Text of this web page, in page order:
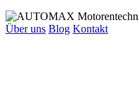
Über uns Blog Kontakt